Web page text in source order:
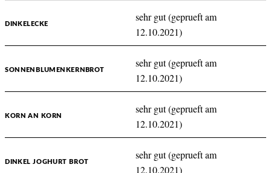
DINKELECKE
sehr gut (geprueft am
12.10.2021)
SONNENBLUMENKERNBROT
sehr gut (geprueft am
12.10.2021)
KORN AN KORN
sehr gut (geprueft am
12.10.2021)
DINKEL JOGHURT BROT
sehr gut (geprueft am
12.10.2021)